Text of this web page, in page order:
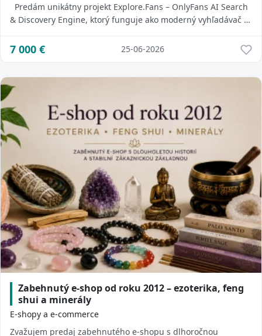
Predám unikátny projekt Explore.Fans – OnlyFans AI Search
& Discovery Engine, ktorý funguje ako moderný vyhľadávač a
7 000 € 25-06-2026
Zabehnutý e-shop od roku 2012 – ezoterika, feng
shui a minerály
E-shopy a e-commerce
Zvažujem predaj zabehnutého e-shopu s dlhoročnou